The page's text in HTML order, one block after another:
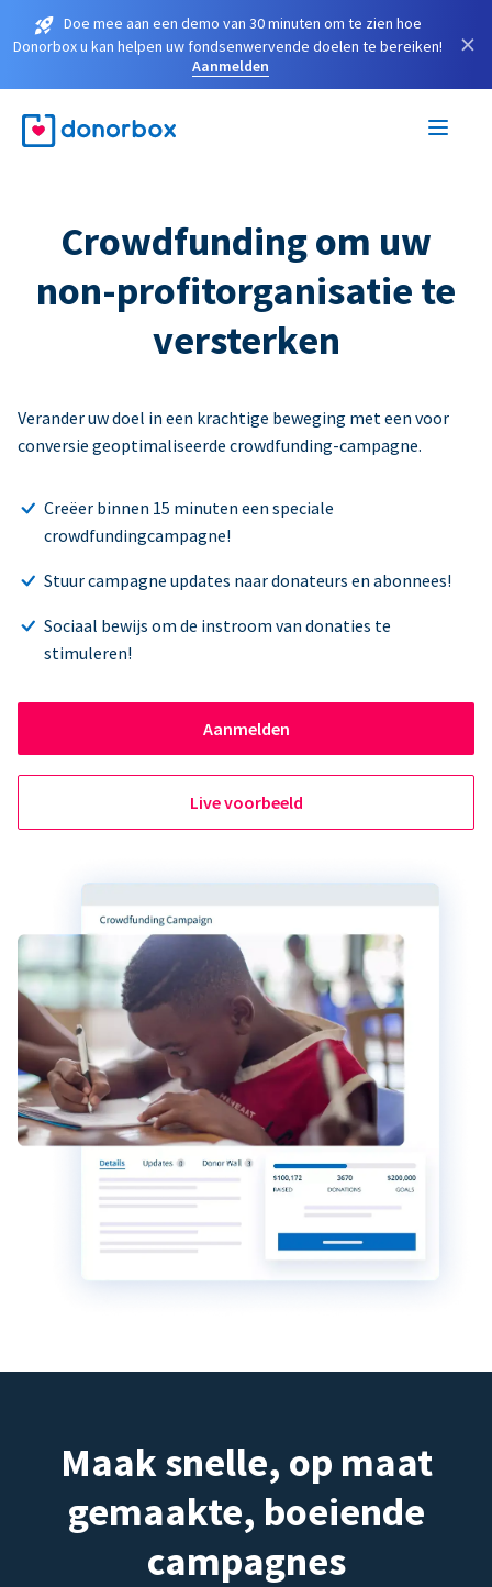
Doe mee aan een demo van 30 minuten om te zien hoe
Donorbox u kan helpen uw fondsenwervende doelen te bereiken!
Aanmelden
×
Crowdfunding om uw
non-profitorganisatie te
versterken
Verander uw doel in een krachtige beweging met een voor
conversie geoptimaliseerde crowdfunding-campagne.
Creëer binnen 15 minuten een speciale
crowdfundingcampagne!
Stuur campagne updates naar donateurs en abonnees!
Sociaal bewijs om de instroom van donaties te
stimuleren!
Aanmelden
Live voorbeeld
Maak snelle, op maat
gemaakte, boeiende
campagnes